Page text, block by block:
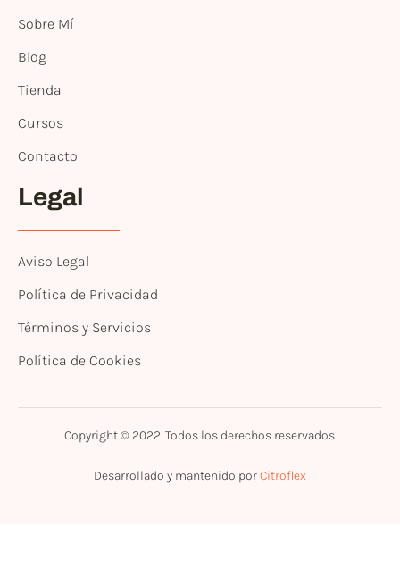
Sobre Mí
Blog
Tienda
Cursos
Contacto
Legal
Aviso Legal
Política de Privacidad
Términos y Servicios
Política de Cookies
Copyright © 2022. Todos los derechos reservados.
Desarrollado y mantenido porCitroflex